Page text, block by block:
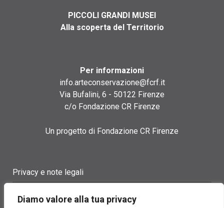
Diamo valore alla tua privacy
PICCOLI GRANDI MUSEI
Alla scoperta del Territorio
Per informazioni
info.arteconservazione@fcrf.it
Via Bufalini, 6 - 50122 Firenze
c/o Fondazione CR Firenze
Un progetto di Fondazione CR Firenze
Privacy e note legali